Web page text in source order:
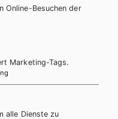
Erlebnis 1
Online-Besuchen der
Marketing-Tags.
alle Dienste zu